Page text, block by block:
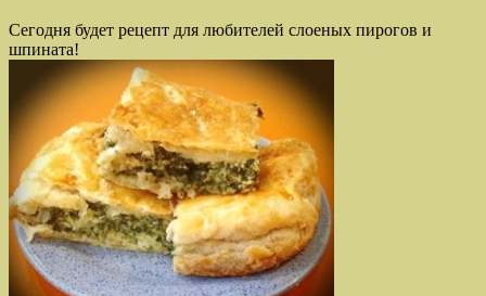
Сегодня будет рецепт для любителей слоеных пирогов и
шпината!